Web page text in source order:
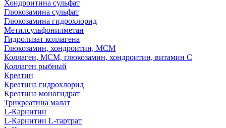
Хондроитина сульфат
Глюкозамина сульфат
Глюкозамина гидрохлорид
Метилсульфонилметан
Гидролизат коллагена
Глюкозамин, хондроитин, МСМ
Коллаген, МСМ, глюкозамин, хондроитин, витамин С
Коллаген рыбный
Креатин
Креатина гидрохлорид
Креатина моногидрат
Трикреатина малат
L-Карнитин
L-Карнитин L-тартрат